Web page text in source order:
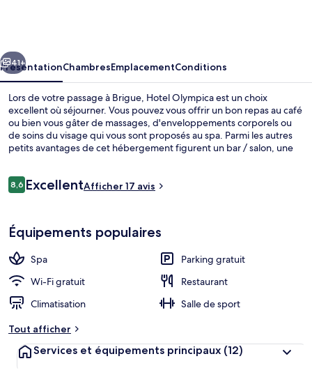
Suivant
41+
PrésentationChambresEmplacementConditions
Lors de votre passage à Brigue, Hotel Olympica est un choix
excellent où séjourner. Vous pouvez vous offrir un bon repas au café
ou bien vous gâter de massages, d'enveloppements corporels ou
de soins du visage qui vous sont proposés au spa. Parmi les autres
petits avantages de cet hébergement figurent un bar / salon, une
Avis
voyageurs
8,68,6 sur 10
ExcellentAfficher 17 avis
Équipements populaires
Spa
Parking gratuit
Wi-Fi gratuit
Restaurant
Climatisation
Salle de sport
Tout afficher
Services et équipements principaux (12)